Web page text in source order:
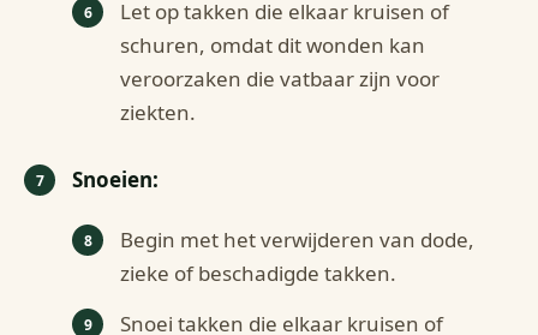
Let op takken die elkaar kruisen of
schuren, omdat dit wonden kan
veroorzaken die vatbaar zijn voor
ziekten.
Snoeien:
Begin met het verwijderen van dode,
zieke of beschadigde takken.
Snoei takken die elkaar kruisen of